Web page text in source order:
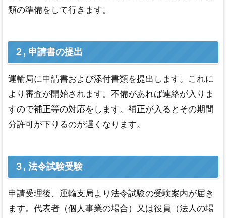
お問い合わせフォーム
類の準備をして行きます。
２, 申請書の提出
運輸局に申請書および添付書類を提出します。これに
より審査が開始されます。不備があれば連絡が入りま
すので補正等の対応をします。補正が入るとその期間
分許可が下りるのが遅くなります。
３, 法令試験受験
申請受理後、運輸支局より法令試験の受験案内が届き
ます。代表者（個人事業の場合）又は役員（法人の場